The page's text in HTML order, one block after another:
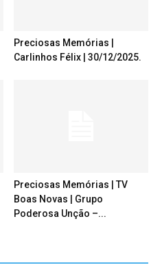
Preciosas Memórias |
Carlinhos Félix | 30/12/2025.
Preciosas Memórias | TV
Boas Novas | Grupo
Poderosa Unção –...